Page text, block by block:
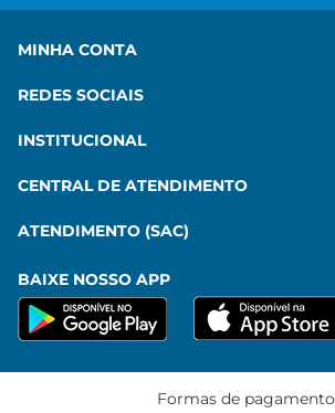
MINHA CONTA
REDES SOCIAIS
INSTITUCIONAL
CENTRAL DE ATENDIMENTO
ATENDIMENTO (SAC)
BAIXE NOSSO APP
Formas de pagamento